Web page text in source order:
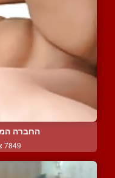
החברה
7849 צפיות